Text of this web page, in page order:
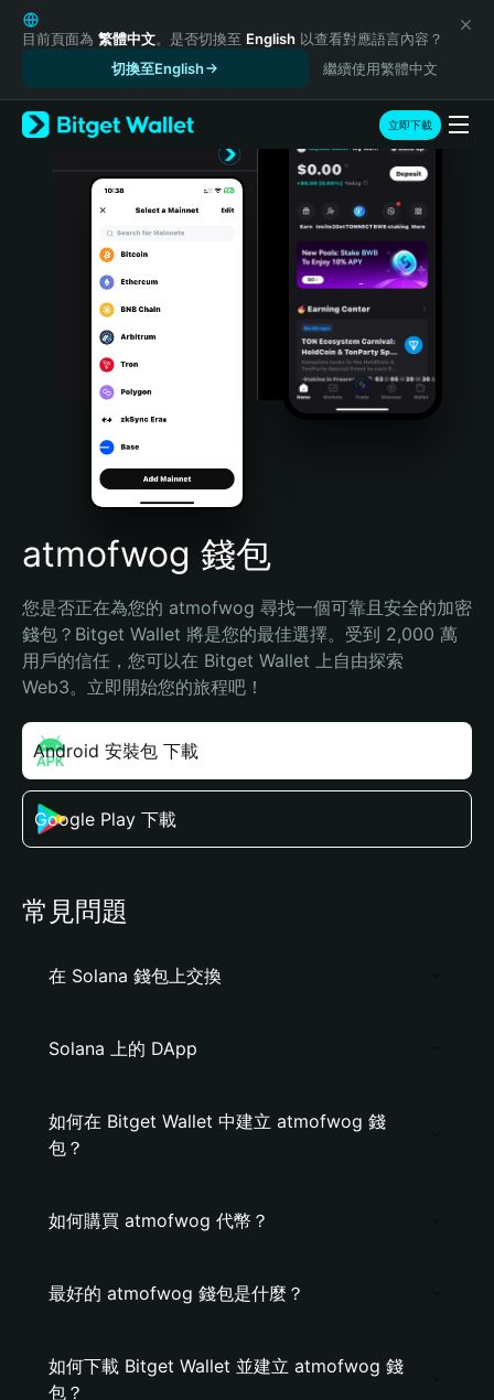
English
日本語
Русский
Español (Latinoamérica)
Türkçe
Português (Portugal)
Bahasa Indonesia
Português (Brasil)
Español (Argentina)
目前頁面為 繁體中文。是否切換至 English 以查看對應語言內容？
切換至English
繼續使用繁體中文
立即下載
atmofwog 錢包
您是否正在為您的 atmofwog 尋找一個可靠且安全的加密
錢包？Bitget Wallet 將是您的最佳選擇。受到 2,000 萬
用戶的信任，您可以在 Bitget Wallet 上自由探索
Web3。立即開始您的旅程吧！
Android 安裝包 下載
Google Play 下載
常見問題
在 Solana 錢包上交換
Solana 上的 DApp
如何在 Bitget Wallet 中建立 atmofwog 錢
包？
如何購買 atmofwog 代幣？
最好的 atmofwog 錢包是什麼？
如何下載 Bitget Wallet 並建立 atmofwog 錢
包？